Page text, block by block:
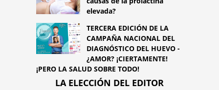
elevada?
TERCERA EDICIÓN DE LA
CAMPAÑA NACIONAL DEL
DIAGNÓSTICO DEL HUEVO -
¿AMOR? ¡CIERTAMENTE!
¡PERO LA SALUD SOBRE TODO!
LA ELECCIÓN DEL EDITOR